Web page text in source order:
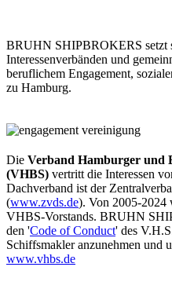
BRUHN SHIPBROKERS setzt
Interessenverbänden und
beruflichem Engagement,
zu Hamburg.
Die Verband Hamburger und
(VHBS) vertritt die Interessen
Dachverband ist der
(www.zvds.de). Von 2005-2024
VHBS-Vorstands. BRUHN
den 'Code of Conduct' des
Schiffsmakler anzunehmen und
www.vhbs.de